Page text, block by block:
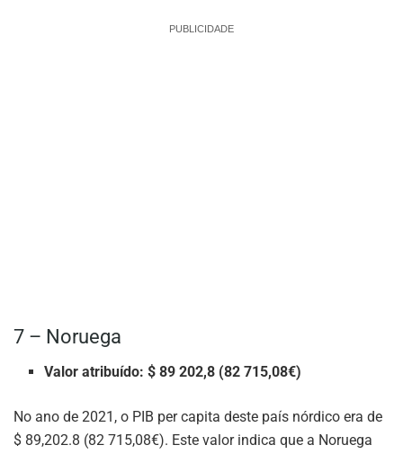
PUBLICIDADE
7 – Noruega
Valor atribuído: $ 89 202,8 (82 715,08€)
No ano de 2021, o PIB per capita deste país nórdico era de
$ 89,202.8 (82 715,08€). Este valor indica que a Noruega